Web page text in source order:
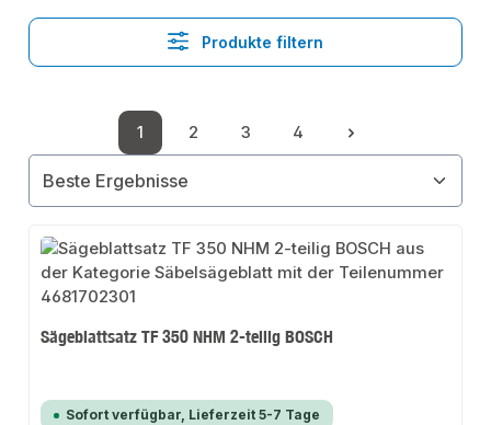
Produkte filtern
Seite
1
Seite
2
Seite
3
Seite
4
Sägeblattsatz TF 350 NHM 2-teilig BOSCH
Sofort verfügbar, Lieferzeit 5-7 Tage